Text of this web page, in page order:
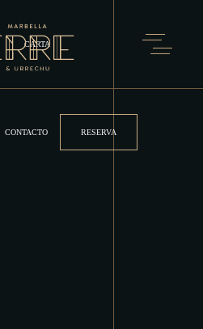
CARTA
CONTACTO RESERVA